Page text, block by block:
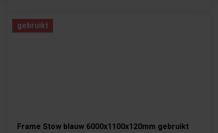
Frame Stow blauw 6000x1100x120mm gebruikt
gebruikt